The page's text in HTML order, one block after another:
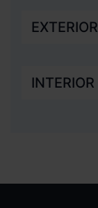
EXTERIOR
INTERIOR